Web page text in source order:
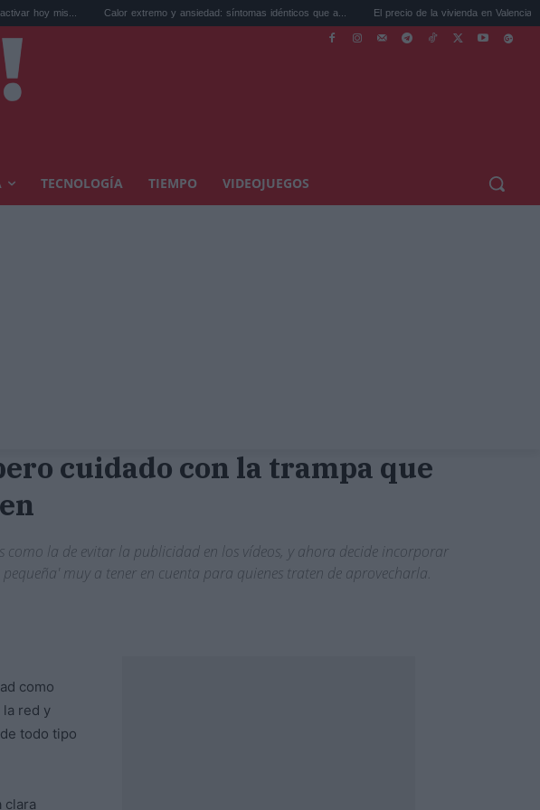
Calor extremo y ansiedad: síntomas idénticos que a... El precio de la vivienda en Valencia sube a 3.485
TECNOLOGÍA TIEMPO VIDEOJUEGOS
cuidado con la trampa que
como la de evitar la publicidad en los vídeos, y ahora decide incorporar
muy a tener en cuenta para quienes traten de aprovecharla.
como
red y
todo tipo
clara